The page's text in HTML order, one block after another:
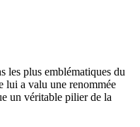
les plus emblématiques du
lui a valu une renommée
un véritable pilier de la